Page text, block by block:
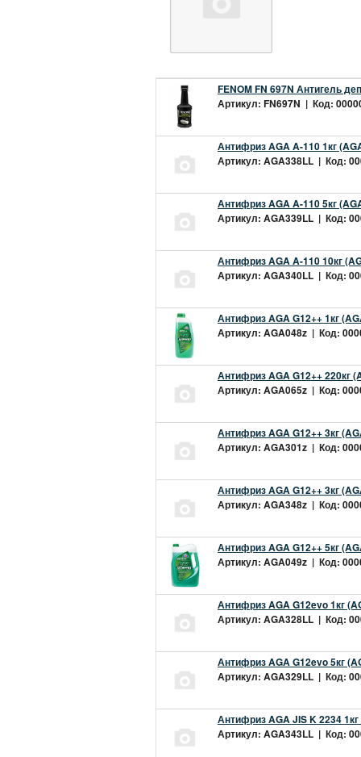
FENOM FN 697N Антигель
Артикул: FN697N | Код:
Антифриз AGA A-110 1кг
Артикул: AGA338LL | Код:
Антифриз AGA A-110 5кг
Артикул: AGA339LL | Код:
Антифриз AGA A-110 10кг
Артикул: AGA340LL | Код:
Антифриз AGA G12++ 1кг
Артикул: AGA048z | Код:
Антифриз AGA G12++ 220кг
Артикул: AGA065z | Код:
Антифриз AGA G12++ 3кг
Артикул: AGA301z | Код:
Антифриз AGA G12++ 3кг
Артикул: AGA348z | Код:
Антифриз AGA G12++ 5кг
Артикул: AGA049z | Код:
Антифриз AGA G12evo 1кг
Артикул: AGA328LL | Код:
Антифриз AGA G12evo 5кг
Артикул: AGA329LL | Код:
Антифриз AGA JIS K 2234
Артикул: AGA343LL | Код: